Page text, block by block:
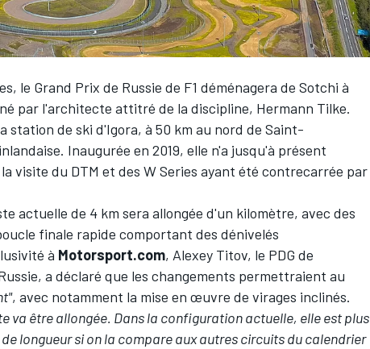
le Grand Prix de Russie de F1 déménagera de Sotchi à
par l'architecte attitré de la discipline, Hermann Tilke.
de ski d'Igora, à 50 km au nord de Saint-
Inaugurée en 2019, elle n'a jusqu'à présent
visite du DTM et des W Series ayant été contrecarrée par
actuelle de 4 km sera allongée d'un kilomètre, avec des
finale rapide comportant des dénivelés
à Motorsport.com, Alexey Titov, le PDG de
a déclaré que les changements permettraient au
, avec notamment la mise en œuvre de virages inclinés.
va être allongée. Dans la configuration actuelle, elle est plus
longueur si on la compare aux autres circuits du calendrier